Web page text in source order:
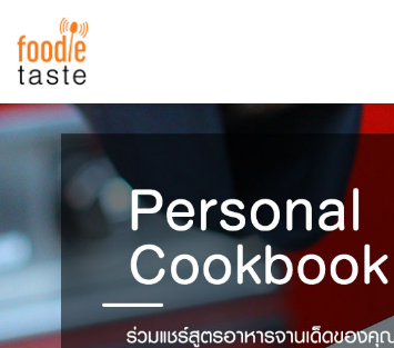
สูตรอาหาร
สูตรอาหารล่าสุด
Top Foodie
พาไปชิม
สารพันก้นครัว
เคล็ดลับน่ารู้
FoodPedia